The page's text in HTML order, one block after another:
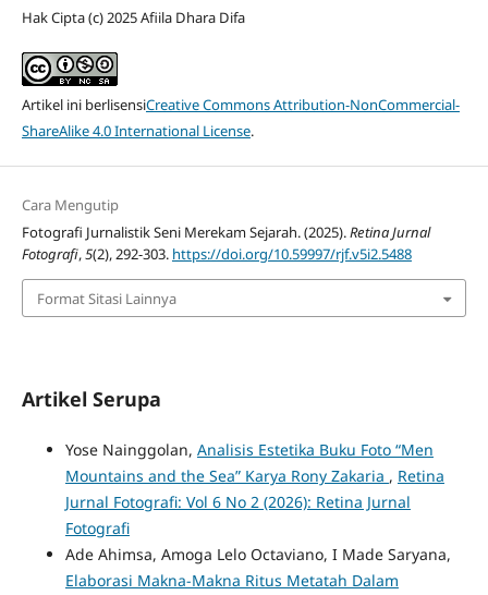
Hak Cipta (c) 2025 Afiila Dhara Difa
Artikel ini berlisensiCreative Commons Attribution-NonCommercial-
ShareAlike 4.0 International License.
Cara Mengutip
Fotografi Jurnalistik Seni Merekam Sejarah. (2025).Retina Jurnal
Fotografi,5(2), 292-303. https://doi.org/10.59997/rjf.v5i2.5488
Format Sitasi Lainnya
Artikel Serupa
Yose Nainggolan, Analisis Estetika Buku Foto “Men
Mountains and the Sea” Karya Rony Zakaria , Retina
Jurnal Fotografi: Vol 6 No 2 (2026): Retina Jurnal
Fotografi
Ade Ahimsa, Amoga Lelo Octaviano, I Made Saryana,
Elaborasi Makna-Makna Ritus Metatah Dalam